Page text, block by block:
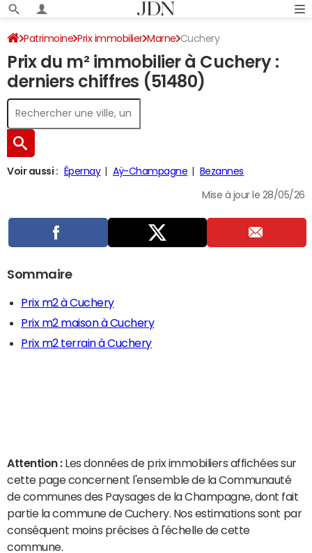
Patrimoine Prix immobilier Marne Cuchery
Prix du m² immobilier à Cuchery :
derniers chiffres (51480)
Voir aussi : Épernay Aÿ-Champagne Bezannes
Mise à jour le 28/05/26
Sommaire
Prix m2 à Cuchery
Prix m2 maison à Cuchery
Prix m2 terrain à Cuchery
Attention : Les données de prix immobiliers affichées sur
cette page concernent l'ensemble de la Communauté
de communes des Paysages de la Champagne, dont fait
partie la commune de Cuchery. Nos estimations sont par
conséquent moins précises à l'échelle de cette
commune.